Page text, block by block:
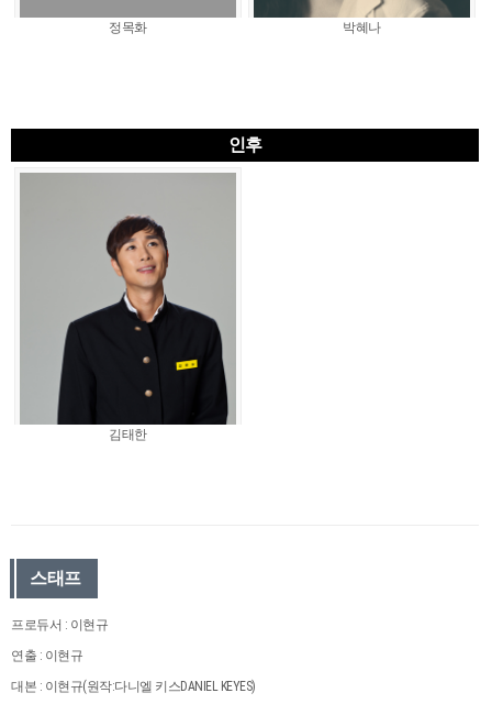
정목화 박혜나
인후
김태한
스태프
프로듀서 : 이현규
연출 : 이현규
대본 : 이현규(원작:다니엘 키스DANIEL KEYES)